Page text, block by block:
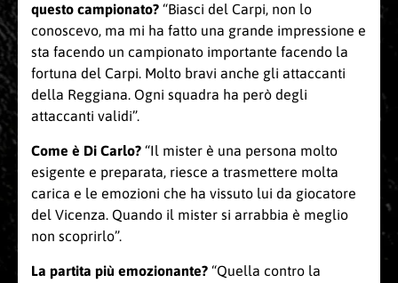
questo campionato? “Biasci del Carpi, non lo
conoscevo, ma mi ha fatto una grande impressione e
sta facendo un campionato importante facendo la
fortuna del Carpi. Molto bravi anche gli attaccanti
della Reggiana. Ogni squadra ha però degli
attaccanti validi”.
Come è Di Carlo? “Il mister è una persona molto
esigente e preparata, riesce a trasmettere molta
carica e le emozioni che ha vissuto lui da giocatore
del Vicenza. Quando il mister si arrabbia è meglio
non scoprirlo”.
La partita più emozionante? “Quella contro la